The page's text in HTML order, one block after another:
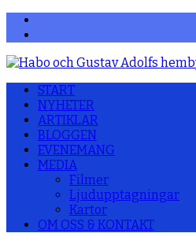
START
NYHETER
ARTIKLAR
BLOGGEN
EVENEMANG
MEDIA
Filmer
Ljudupptagningar
Kartor
OM OSS & KONTAKT